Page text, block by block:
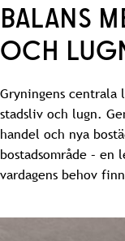
BALANS
OCH
Gryningens centrala
stadsliv och lugn.
handel och nya
bostadsområde – en
vardagens behov